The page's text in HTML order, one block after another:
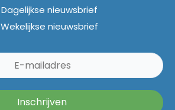
Dagelijkse nieuwsbrief
Wekelijkse nieuwsbrief